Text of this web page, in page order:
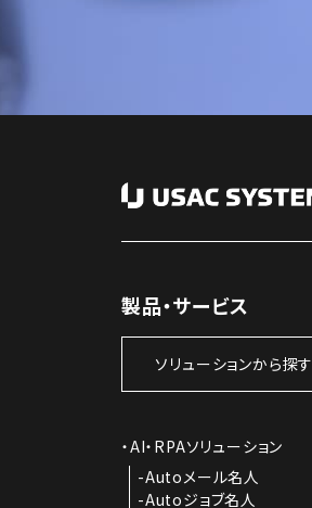
製品・サービス
ソリューションから探す
AI・RPAソリューション
Autoメール名人
Autoジョブ名人